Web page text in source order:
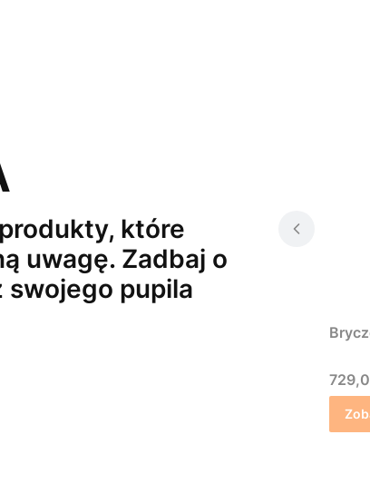
które
uwagę. Zadbaj o
pupila
Cena